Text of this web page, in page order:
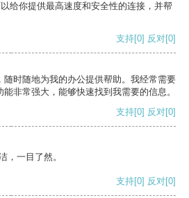
给你提供最高速度和安全性的连接，并帮
支持[0] 反对[0]
随时随地为我的办公提供帮助。我经常需要
非常强大，能够快速找到我需要的信息。
支持[0] 反对[0]
，一目了然。
支持[0] 反对[0]